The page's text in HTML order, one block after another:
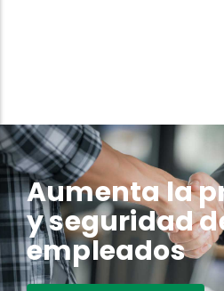
Aumenta la
y seguridad
empleados